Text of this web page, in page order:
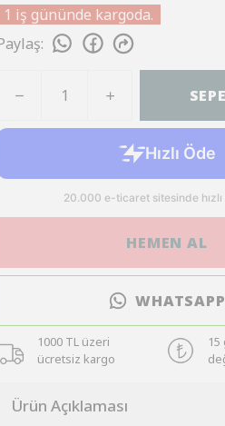
1 iş gününde kargoda.
:
HEMEN AL
WHATSAPP
1000 TL üzeri
ücretsiz kargo
Ürün Açıklaması